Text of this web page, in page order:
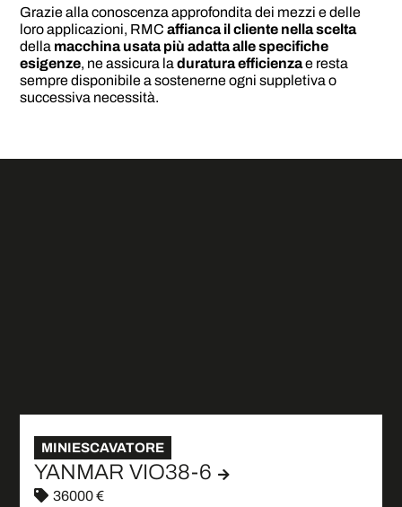
Grazie alla conoscenza approfondita dei mezzi e delle
loro applicazioni, RMCaffianca il cliente nella scelta
dellamacchina usata più adatta alle specifiche
esigenze, ne assicura laduratura efficienzae resta
sempre disponibile a sostenerne ogni suppletiva o
successiva necessità.
MINIESCAVATORE
YANMAR VIO38-6
36000 €